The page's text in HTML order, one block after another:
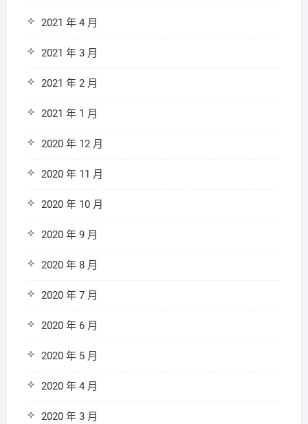
2021 年 4 月
2021 年 3 月
2021 年 2 月
2021 年 1 月
2020 年 12 月
2020 年 11 月
2020 年 10 月
2020 年 9 月
2020 年 8 月
2020 年 7 月
2020 年 6 月
2020 年 5 月
2020 年 4 月
2020 年 3 月